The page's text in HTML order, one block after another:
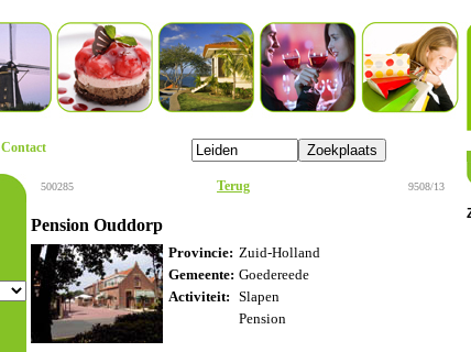
Contact
500285 Terug 9508/13
Pension Ouddorp
Provincie: Zuid-Holland
Gemeente: Goedereede
Activiteit: Slapen
Pension